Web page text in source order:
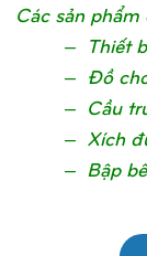
Các sản
– Thiết bị
– Đồ chơi
– Cầu
– Xích
– Bập